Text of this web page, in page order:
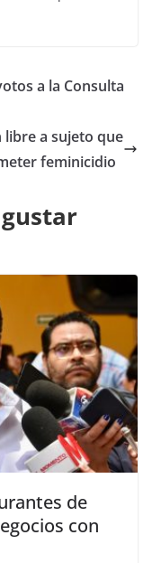
a la Consulta
libre a sujeto que
feminicidio
de
con